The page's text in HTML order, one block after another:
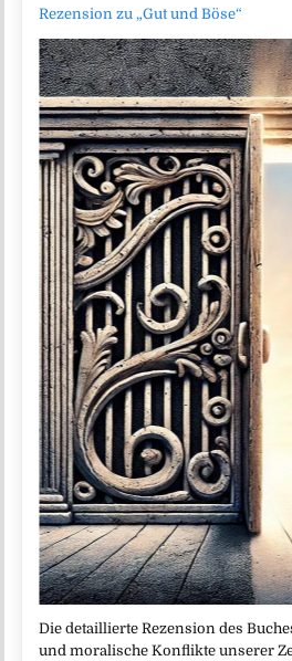
Rezension zu „Gut und Böse“
Die detaillierte Rezension des
und moralische Konflikte unserer